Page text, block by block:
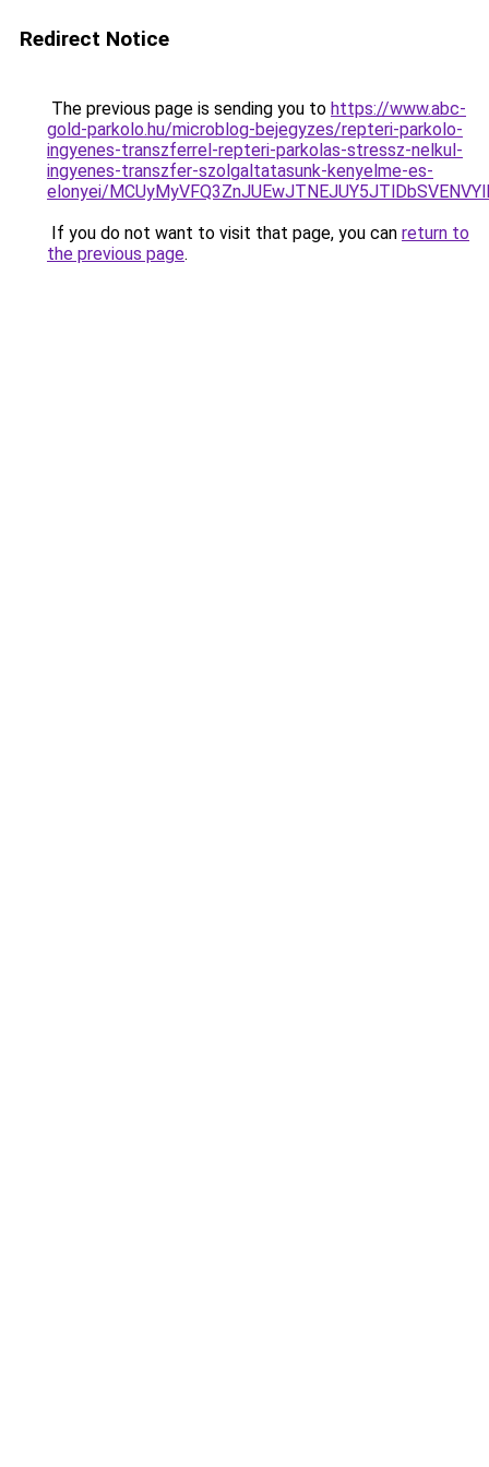
Redirect Notice
The previous page is sending you to https://www.abc-
gold-parkolo.hu/microblog-bejegyzes/repteri-parkolo-
ingyenes-transzferrel-repteri-parkolas-stressz-nelkul-
ingyenes-transzfer-szolgaltatasunk-kenyelme-es-
elonyei/
If you do not want to visit that page, you can return to
the previous page.